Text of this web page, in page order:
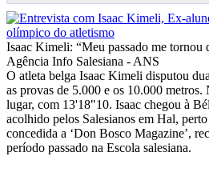
Isaac Kimeli: “Meu passado me tornou
Agência Info Salesiana - ANS
O atleta belga Isaac Kimeli disputou
as provas de 5.000 e os 10.000
lugar, com 13'18"10. Isaac chegou à
acolhido pelos Salesianos em Hal,
concedida a ‘Don Bosco Magazine’,
período passado na Escola salesiana.